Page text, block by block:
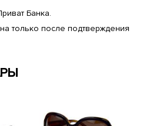
Банка.
только после подтверждения